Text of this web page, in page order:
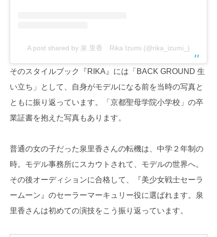
A post shared by 泉 里香 Rika Izumi (@rika_izumi_)
そのスタイルブック『RIKA』には「BACK GROUND 生
い立ち」として、自身がモデルになる前を当時の写真と
ともに振り返っています。「京都聖母学院小学校」の卒
業証書を抱えた写真もあります。
普通の女の子だった泉里香さんの転機は、中学２年制の
時。モデル事務所にスカウトされて、モデルの世界へ。
その後オーディションに合格して、『美少女戦士セーラ
ームーン』のセーラーマーキュリー役に選ばれます。泉
里香さんは初めての演技をこう振り返っています。